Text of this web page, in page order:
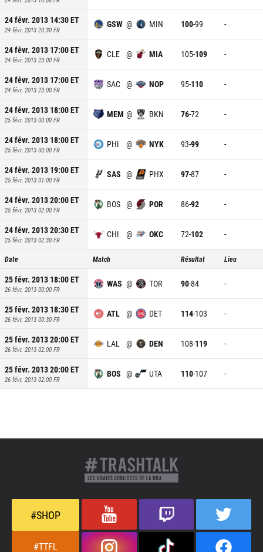
24 févr. 2013 14:30ET
24 févr. 2013 20:30 FR
GSW @ MIN 100-99 -
24 févr. 2013 17:00ET
24 févr. 2013 23:00 FR
CLE @ MIA 105-109 -
24 févr. 2013 17:00ET
24 févr. 2013 23:00 FR
SAC @ NOP 95-110 -
24 févr. 2013 18:00ET
25 févr. 2013 00:00 FR
MEM @ BKN 76-72 -
24 févr. 2013 18:00ET
25 févr. 2013 00:00 FR
PHI @ NYK 93-99 -
24 févr. 2013 19:00ET
25 févr. 2013 01:00 FR
SAS @ PHX 97-87 -
24 févr. 2013 20:00ET
25 févr. 2013 02:00 FR
BOS @ POR 86-92 -
24 févr. 2013 20:30ET
25 févr. 2013 02:30 FR
CHI @ OKC 72-102 -
Date Match Résultat Lieu
25 févr. 2013 18:00ET
26 févr. 2013 00:00 FR
WAS @ TOR 90-84 -
25 févr. 2013 18:30ET
26 févr. 2013 00:30 FR
ATL @ DET 114-103 -
25 févr. 2013 20:00ET
26 févr. 2013 02:00 FR
LAL @ DEN 108-119 -
25 févr. 2013 20:00ET
26 févr. 2013 02:00 FR
BOS @ UTA 110-107 -
#SHOP
#TTFL